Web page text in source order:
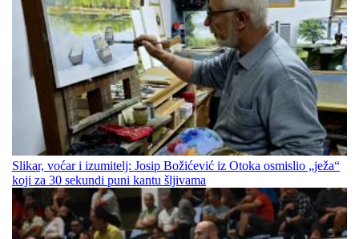
Slikar, voćar i izumitelj: Josip Božićević iz Otoka osmislio „ježa“
koji za 30 sekundi puni kantu šljivama